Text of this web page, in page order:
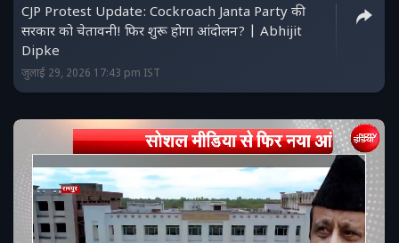
CJP Protest Update: Cockroach Janta Party की
सरकार को चेतावनी! फिर शुरू होगा आंदोलन? | Abhijit
Dipke
जुलाई 29, 2026 17:43 pm IST